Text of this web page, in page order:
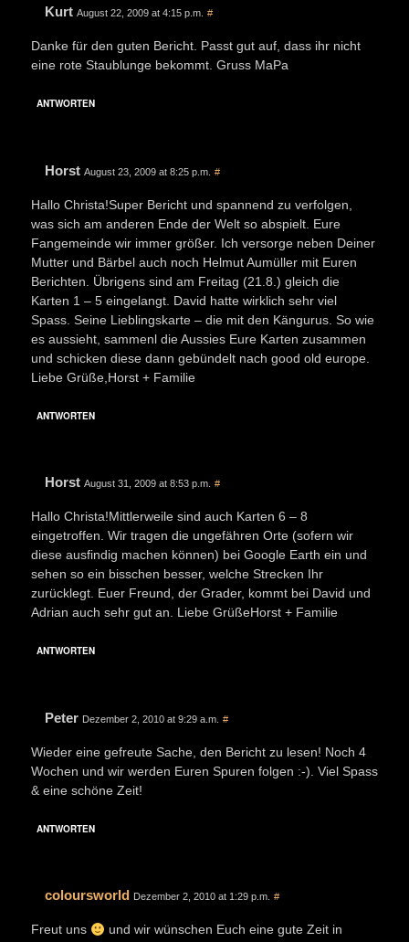
Kurt August 22, 2009 at 4:15 p.m. #
Danke für den guten Bericht. Passt gut auf, dass ihr nicht
eine rote Staublunge bekommt. Gruss MaPa
ANTWORTEN
Horst August 23, 2009 at 8:25 p.m. #
Hallo Christa!Super Bericht und spannend zu verfolgen,
was sich am anderen Ende der Welt so abspielt. Eure
Fangemeinde wir immer größer. Ich versorge neben Deiner
Mutter und Bärbel auch noch Helmut Aumüller mit Euren
Berichten. Übrigens sind am Freitag (21.8.) gleich die
Karten 1 – 5 eingelangt. David hatte wirklich sehr viel
Spass. Seine Lieblingskarte – die mit den Kängurus. So wie
es aussieht, sammenl die Aussies Eure Karten zusammen
und schicken diese dann gebündelt nach good old europe.
Liebe Grüße,Horst + Familie
ANTWORTEN
Horst August 31, 2009 at 8:53 p.m. #
Hallo Christa!Mittlerweile sind auch Karten 6 – 8
eingetroffen. Wir tragen die ungefähren Orte (sofern wir
diese ausfindig machen können) bei Google Earth ein und
sehen so ein bisschen besser, welche Strecken Ihr
zurücklegt. Euer Freund, der Grader, kommt bei David und
Adrian auch sehr gut an. Liebe GrüßeHorst + Familie
ANTWORTEN
Peter Dezember 2, 2010 at 9:29 a.m. #
Wieder eine gefreute Sache, den Bericht zu lesen! Noch 4
Wochen und wir werden Euren Spuren folgen :-). Viel Spass
& eine schöne Zeit!
ANTWORTEN
coloursworld Dezember 2, 2010 at 1:29 p.m. #
Freut uns
und wir wünschen Euch eine gute Zeit in